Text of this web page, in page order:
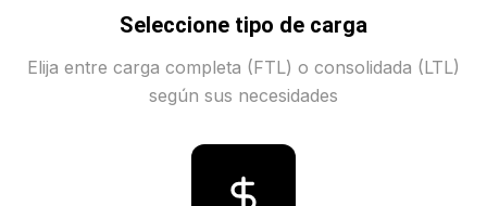
Seleccione tipo de carga
Elija entre carga completa (FTL) o consolidada (LTL)
según sus necesidades